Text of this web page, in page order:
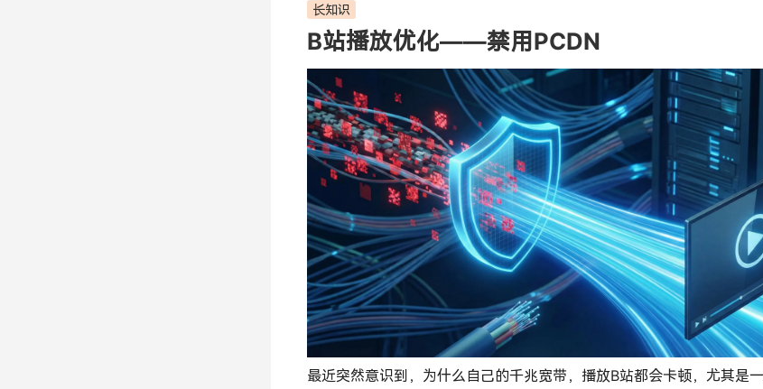
长知识
B站播放优化——禁用PCDN
最近突然意识到，为什么自己的千兆宽带，播放B站都会卡顿，尤其是